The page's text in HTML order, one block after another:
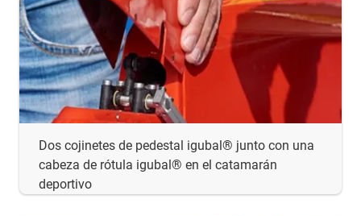
Dos cojinetes de pedestal igubal® junto con una
cabeza de rótula igubal® en el catamarán
deportivo